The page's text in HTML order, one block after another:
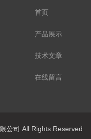
首页
产品展示
技术文章
在线留言
限公司 All Rights Reserved